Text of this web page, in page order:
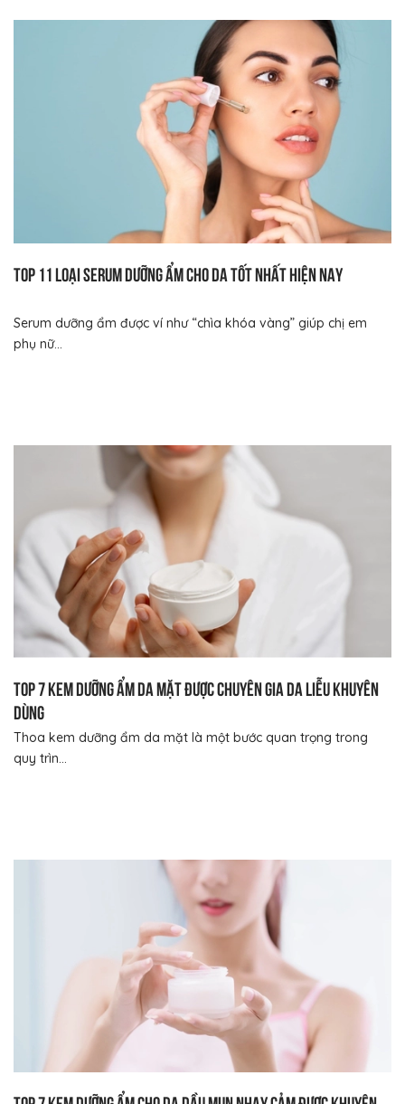
Top 11 loại serum dưỡng ẩm cho da tốt nhất hiện nay
Serum dưỡng ẩm được ví như “chìa khóa vàng” giúp chị em
phụ nữ...
Top 7 kem dưỡng ẩm da mặt được chuyên gia da liễu khuyên
dùng
Thoa kem dưỡng ẩm da mặt là một bước quan trọng trong
quy trìn...